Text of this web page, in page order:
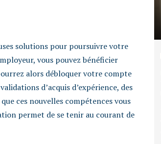
solutions pour poursuivre votre
vous pouvez bénéficier
alors débloquer votre compte
d’acquis d’expérience, des
ces nouvelles compétences vous
permet de se tenir au courant de